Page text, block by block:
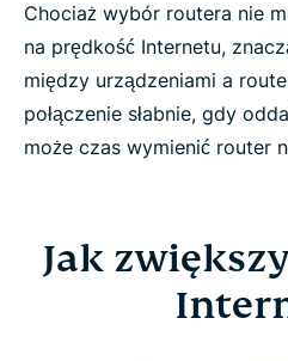
Chociaż wybór routera nie
na prędkość Internetu,
między urządzeniami a
połączenie słabnie, gdy
może czas wymienić router
Jak